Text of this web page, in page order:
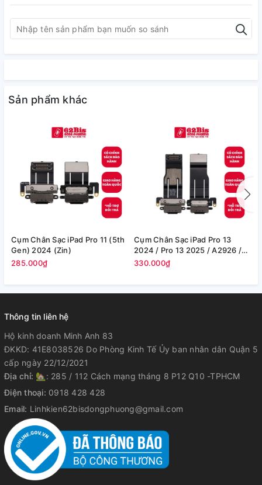
Sản phẩm khác
Cụm Chân Sạc iPad Pro 11 (5th
Gen) 2024 (Zin)
285.000₫
Cụm Chân Sạc iPad Pro 13
2024 / Pro 13 2025 / A2926 /
A2925 (Zin)
330.000₫
Thông tin liên hệ
Hộ kinh doanh Minh Anh 83
ĐKKD: 41E8038526 Do Phòng Kinh Tế Ủy ban nhân dân Quận 5
cấp ngày 22/12/2021
Địa chỉ: 🏡: 285 / 112 Cách mạng tháng 8 P12 Q10 -TPHCM
Điện thoại: 0918 428 428
Email: Linhkien62bisdongphuong@gmail.com